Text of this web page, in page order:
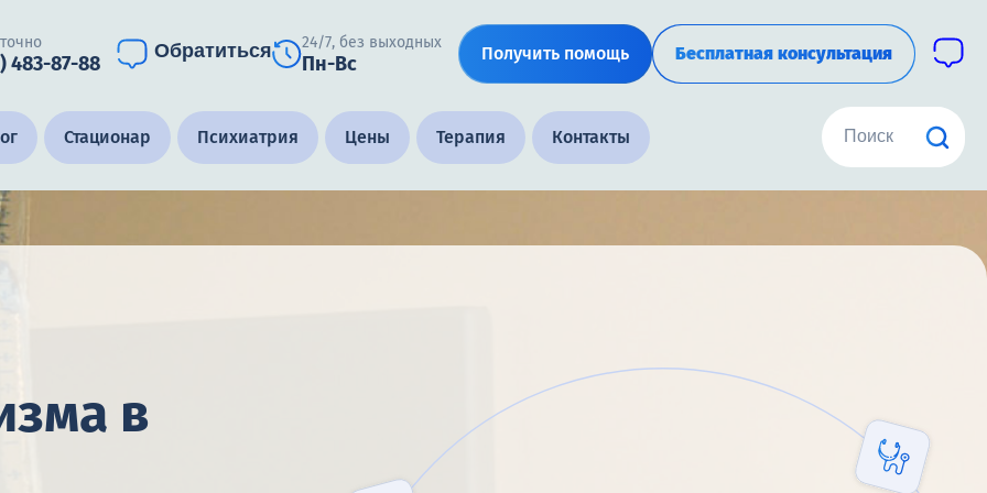
483-87-88
Обратиться 24/7, без выходных
Пн-Вс Получить помощь Бесплатная консультация
Стационар Психиатрия Цены Терапия Контакты
в